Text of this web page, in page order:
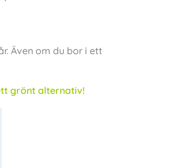
Även om du bor i ett
grönt alternativ!